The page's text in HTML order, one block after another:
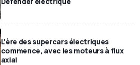
L'ère des supercars électriques
commence, avec les moteurs à flux
axial